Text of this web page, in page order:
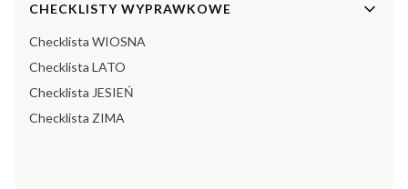
CHECKLISTY WYPRAWKOWE
Checklista WIOSNA
Checklista LATO
Checklista JESIEŃ
Checklista ZIMA